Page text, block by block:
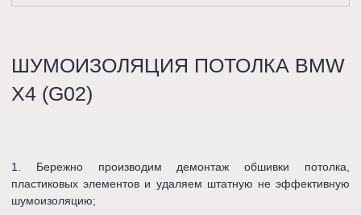
ШУМОИЗОЛЯЦИЯ ПОТОЛКА BMW
X4 (G02)
Бережно производим демонтаж обшивки потолка,
пластиковых элементов и удаляем штатную не эффективную
шумоизоляцию;